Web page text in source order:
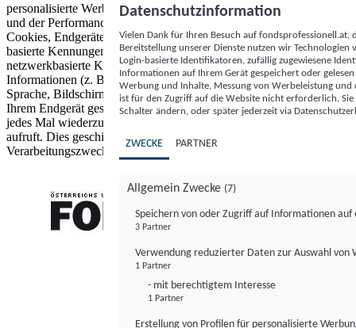
personalisierte Werbung und Inhalte, Messung von Werbeleistung
und der Performance von Inhalten sowie Zielgruppenforschung.
Cookies, Endgeräte- oder ähnliche Online-Kennungen (z. B. login-
basierte Kennungen, zufällig generierte Kennungen,
netzwerkbasierte Kennungen) können zusammen mit anderen
Informationen (z. B. Browsertyp und Browserinformationen,
Sprache, Bildschirmgröße, unterstützte Technologien usw.) auf
Ihrem Endgerät gespeichert oder von dort ausgelesen werden, um es
jedes Mal wiederzuerkennen, wenn es eine App oder einer Webseite
aufruft. Dies geschieht für einen oder mehrere der hier aufgeführten
Verarbeitungszwecke.
Datenschutzinformation
Vielen Dank für Ihren Besuch auf
Bereitstellung unserer Dienste nutzen wir Technologien
Login-basierte Identifikatoren, zufällig zugewiesene
Informationen auf Ihrem Gerät gespeichert oder
Werbung und Inhalte, Messung von Werbeleistung
ist für den Zugriff auf die Website nicht erforderlich.
Schalter ändern, oder später jederzeit via
ZWECKE PARTNER
Allgemein Zwecke (7)
Speichern von oder Zugriff auf Informationen auf
3 Partner
Verwendung reduzierter Daten zur Auswahl von
1 Partner
- mit berechtigtem Interesse
1 Partner
Erstellung von Profilen für personalisierte
FONDS professionell